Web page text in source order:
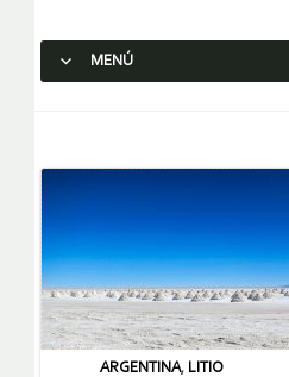
MENÚ
ARGENTINA, LITIO